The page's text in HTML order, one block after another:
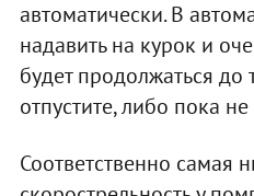
автоматически. В
надавить на курок и
будет продолжаться до
отпустите, либо пока
Соответственно самая